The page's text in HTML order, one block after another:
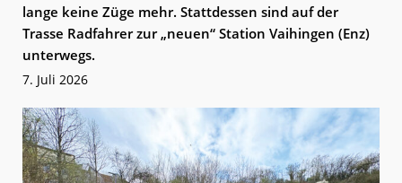
lange keine Züge mehr. Stattdessen sind auf der
Trasse Radfahrer zur „neuen“ Station Vaihingen (Enz)
unterwegs.
7. Juli 2026